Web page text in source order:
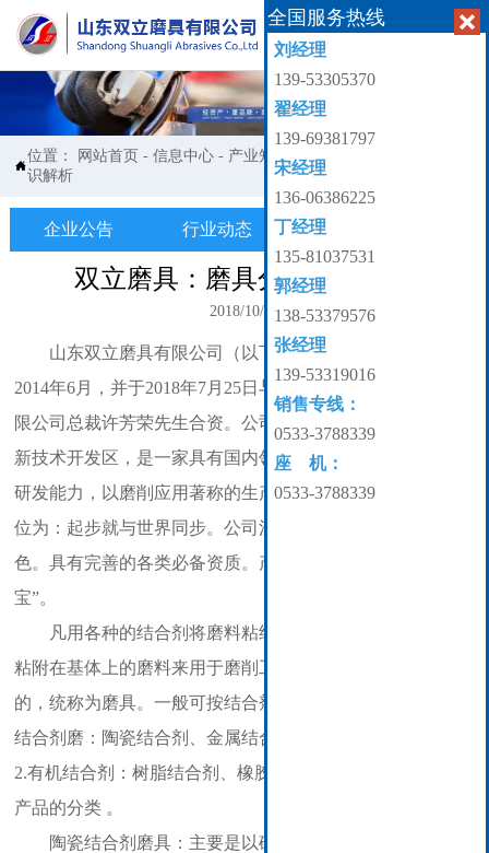


位置： 网站首页 -信息中心 - 产业知识 -双立磨具：磨具分类知
识解析
企业公告 行业动态 产业知识
双立磨具：磨具分类知识解析
2018/10/08
山东双立磨具有限公司（以下简称双立磨具）成立于
2014年6月，并于2018年7月25日与台湾嘉宝自然工业股份有
限公司总裁许芳荣先生合资。公司位于山东省淄博市国家高
新技术开发区，是一家具有国内领先的专业磨具制造和技术
研发能力，以磨削应用著称的生产经营型企业。公司产品定
位为：起步就与世界同步。公司注重研发、节能，环保，绿
色。具有完善的各类必备资质。产品注册品牌为“双立”和“卡
宝”。
凡用各种的结合剂将磨料粘结在一起制成不同形状，或
粘附在基体上的磨料来用于磨削工件，或研磨、抛光产品用
的，统称为磨具。一般可按结合剂种类的不同分类：1.无机
结合剂磨：陶瓷结合剂、金属结合剂、菱苦土结合剂磨具；
2.有机结合剂：树脂结合剂、橡胶结合剂磨具。还有就是按
产品的分类 。
陶瓷结合剂磨具：主要是以矿产物原料组成，其原料价
全国服务热线
刘经理
139-53305370
翟经理
139-69381797
宋经理
136-06386225
丁经理
135-81037531
郭经理
138-53379576
张经理
139-53319016
销售专线：
0533-3788339
座 机：
0533-3788339
